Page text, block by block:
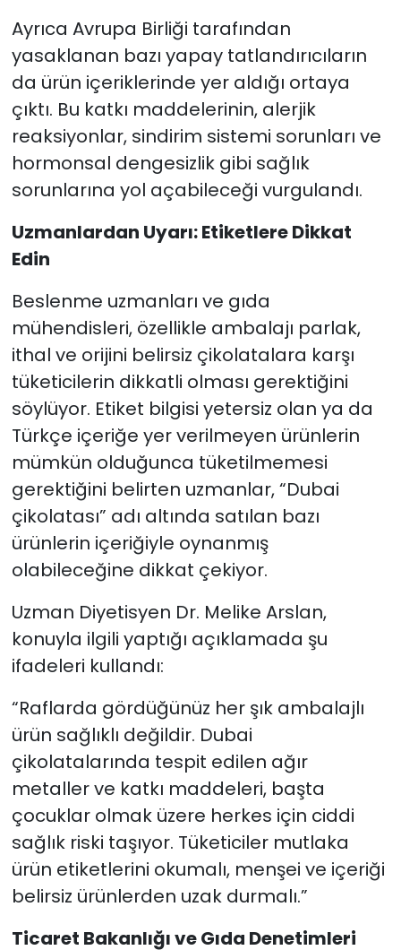
Ayrıca Avrupa Birliği tarafından
yasaklanan bazı yapay tatlandırıcıların
da ürün içeriklerinde yer aldığı ortaya
çıktı. Bu katkı maddelerinin, alerjik
reaksiyonlar, sindirim sistemi sorunları ve
hormonsal dengesizlik gibi sağlık
sorunlarına yol açabileceği vurgulandı.
Uzmanlardan Uyarı: Etiketlere Dikkat
Edin
Beslenme uzmanları ve gıda
mühendisleri, özellikle ambalajı parlak,
ithal ve orijini belirsiz çikolatalara karşı
tüketicilerin dikkatli olması gerektiğini
söylüyor. Etiket bilgisi yetersiz olan ya da
Türkçe içeriğe yer verilmeyen ürünlerin
mümkün olduğunca tüketilmemesi
gerektiğini belirten uzmanlar, “Dubai
çikolatası” adı altında satılan bazı
ürünlerin içeriğiyle oynanmış
olabileceğine dikkat çekiyor.
Uzman Diyetisyen Dr. Melike Arslan,
konuyla ilgili yaptığı açıklamada şu
ifadeleri kullandı:
“Raflarda gördüğünüz her şık ambalajlı
ürün sağlıklı değildir. Dubai
çikolatalarında tespit edilen ağır
metaller ve katkı maddeleri, başta
çocuklar olmak üzere herkes için ciddi
sağlık riski taşıyor. Tüketiciler mutlaka
ürün etiketlerini okumalı, menşei ve içeriği
belirsiz ürünlerden uzak durmalı.”
Ticaret Bakanlığı ve Gıda Denetimleri